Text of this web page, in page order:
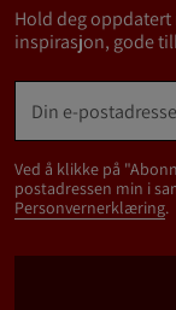
Hold deg oppdatert
inspirasjon, gode
Ved å klikke på
postadressen min i
Personvernerklæring.